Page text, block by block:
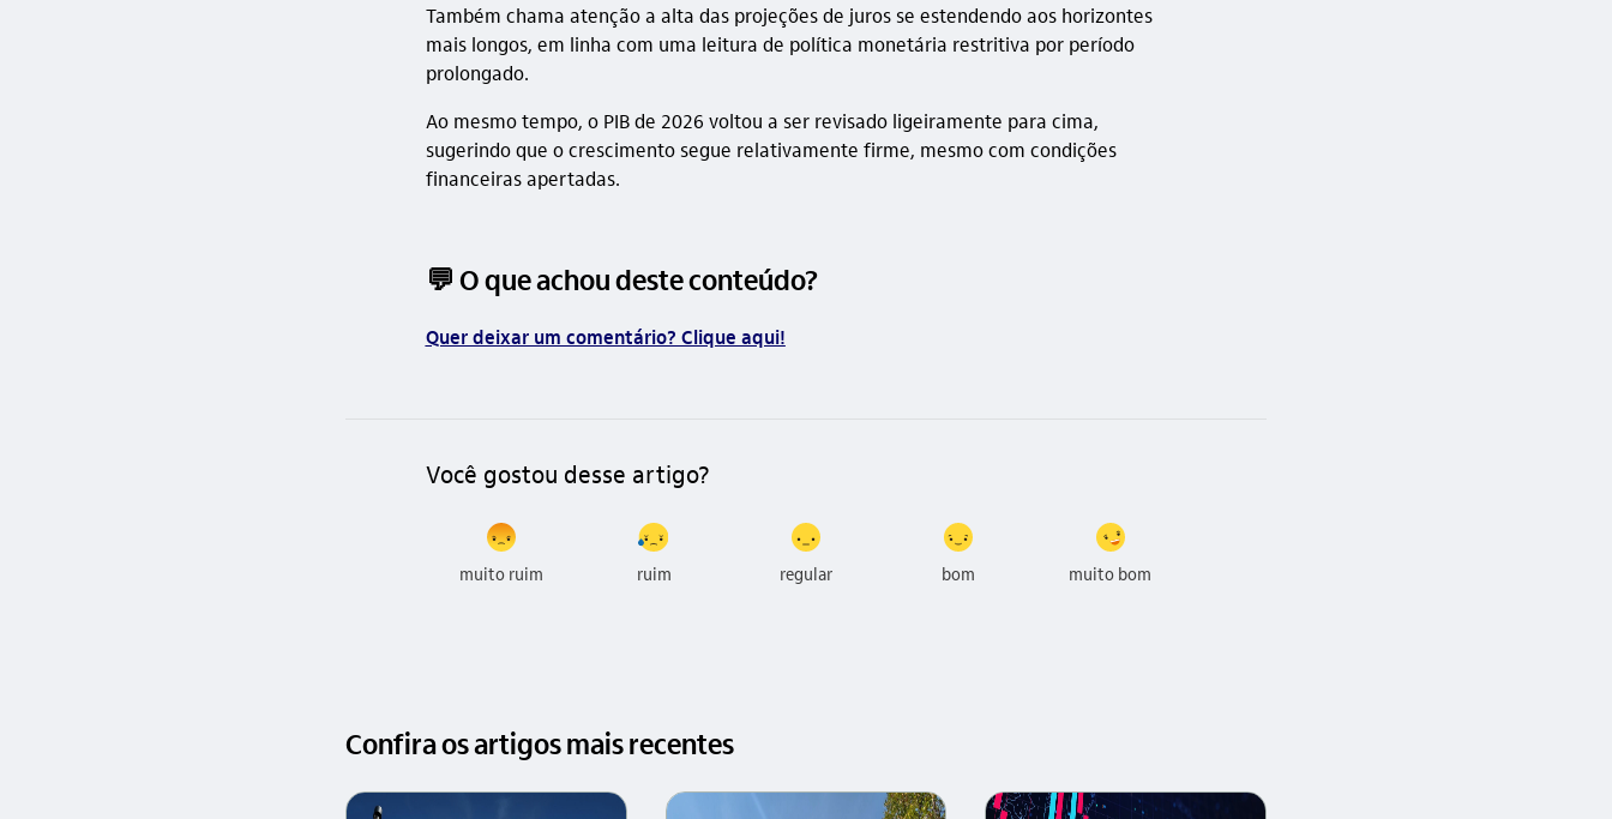
Também chama atenção a alta das projeções de juros se estendendo aos horizontes
mais longos, em linha com uma leitura de política monetária restritiva por período
prolongado.
Ao mesmo tempo, o PIB de 2026 voltou a ser revisado ligeiramente para cima,
sugerindo que o crescimento segue relativamente firme, mesmo com condições
financeiras apertadas.
💬 O que achou deste conteúdo?
Quer deixar um comentário? Clique aqui!
Você gostou desse artigo?
muito ruim ruim regular bom muito bom
Confira os artigos mais recentes